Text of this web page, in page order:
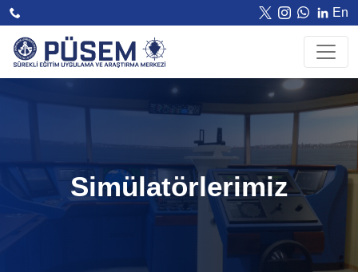
En
Simülatörlerimiz